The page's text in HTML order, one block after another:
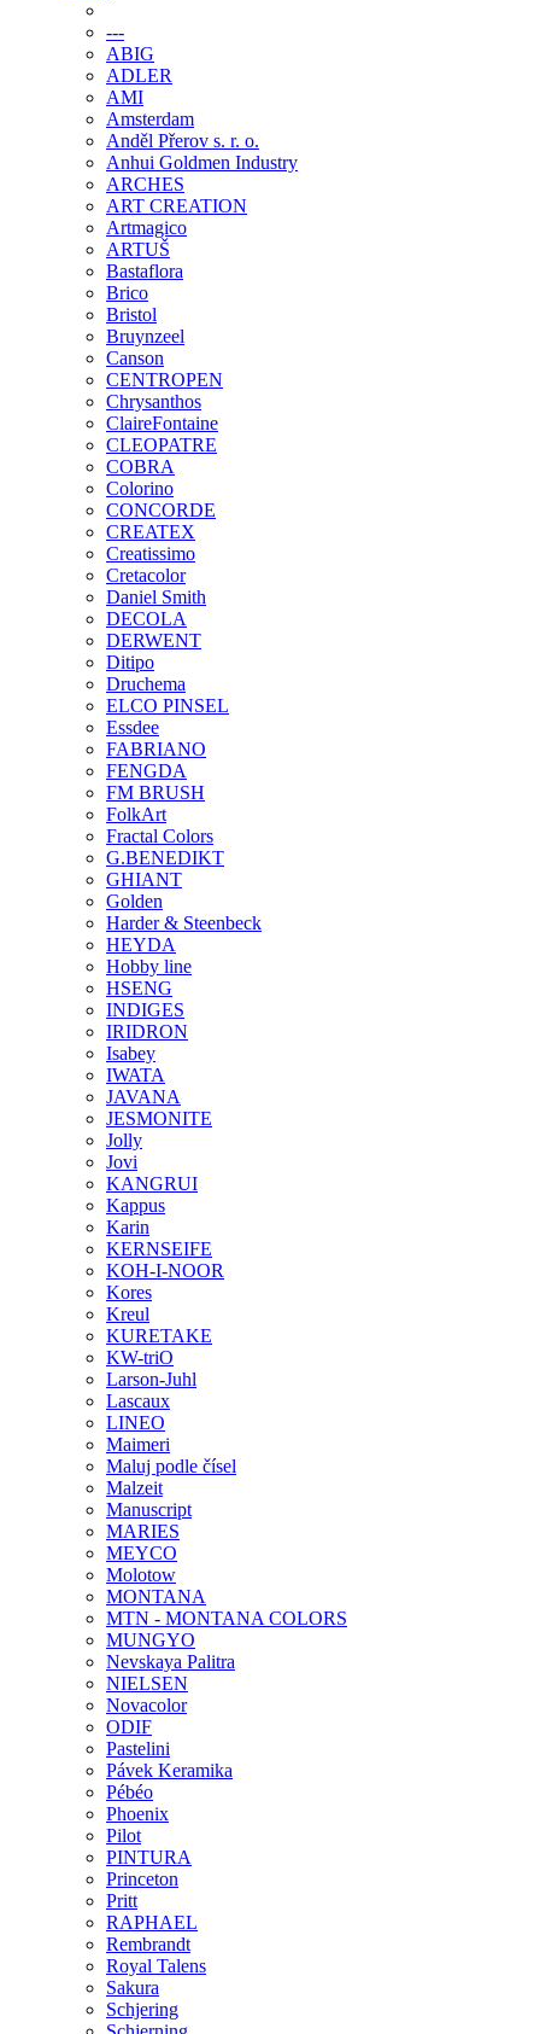
---
ABIG
ADLER
AMI
Amsterdam
Anděl Přerov s. r. o.
Anhui Goldmen Industry
ARCHES
ART CREATION
Artmagico
ARTUŠ
Bastaflora
Brico
Bristol
Bruynzeel
Canson
CENTROPEN
Chrysanthos
ClaireFontaine
CLEOPATRE
COBRA
Colorino
CONCORDE
CREATEX
Creatissimo
Cretacolor
Daniel Smith
DECOLA
DERWENT
Ditipo
Druchema
ELCO PINSEL
Essdee
FABRIANO
FENGDA
FM BRUSH
FolkArt
Fractal Colors
G.BENEDIKT
GHIANT
Golden
Harder & Steenbeck
HEYDA
Hobby line
HSENG
INDIGES
IRIDRON
Isabey
IWATA
JAVANA
JESMONITE
Jolly
Jovi
KANGRUI
Kappus
Karin
KERNSEIFE
KOH-I-NOOR
Kores
Kreul
KURETAKE
KW-triO
Larson-Juhl
Lascaux
LINEO
Maimeri
Maluj podle čísel
Malzeit
Manuscript
MARIES
MEYCO
Molotow
MONTANA
MTN - MONTANA COLORS
MUNGYO
Nevskaya Palitra
NIELSEN
Novacolor
ODIF
Pastelini
Pávek Keramika
Pébéo
Phoenix
Pilot
PINTURA
Princeton
Pritt
RAPHAEL
Rembrandt
Royal Talens
Sakura
Schjering